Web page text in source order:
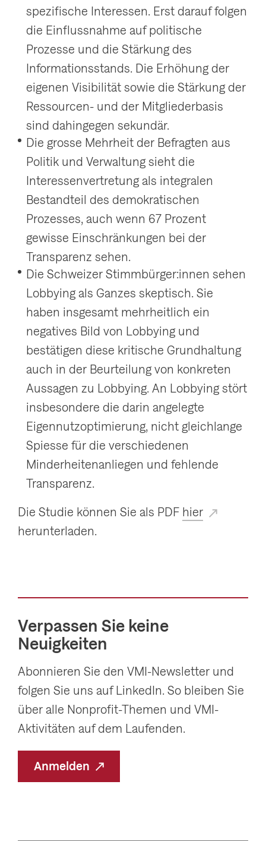
spezifische Interessen. Erst darauf folgen
die Einflussnahme auf politische
Prozesse und die Stärkung des
Informationsstands. Die Erhöhung der
eigenen Visibilität sowie die Stärkung der
Ressourcen- und der Mitgliederbasis
sind dahingegen sekundär.
Die grosse Mehrheit der Befragten aus
Politik und Verwaltung sieht die
Interessenvertretung als integralen
Bestandteil des demokratischen
Prozesses, auch wenn 67 Prozent
gewisse Einschränkungen bei der
Transparenz sehen.
Die Schweizer Stimmbürger:innen sehen
Lobbying als Ganzes skeptisch. Sie
haben insgesamt mehrheitlich ein
negatives Bild von Lobbying und
bestätigen diese kritische Grundhaltung
auch in der Beurteilung von konkreten
Aussagen zu Lobbying. An Lobbying stört
insbesondere die darin angelegte
Eigennutzoptimierung, nicht gleichlange
Spiesse für die verschiedenen
Minderheitenanliegen und fehlende
Transparenz.
Die Studie können Sie als PDF hier
herunterladen.
Verpassen Sie keine
Neuigkeiten
Abonnieren Sie den VMI-Newsletter und
folgen Sie uns auf LinkedIn. So bleiben Sie
über alle Nonprofit-Themen und VMI-
Aktivitäten auf dem Laufenden.
Anmelden